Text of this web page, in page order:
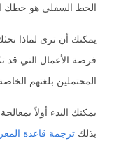
الخط السفلي هو خطك
يمكنك أن ترى لماذا
فرصة الأعمال التي قد
المحتملين بلغتهم
يمكنك البدء أولاً
بذلك ترجمة قاعدة